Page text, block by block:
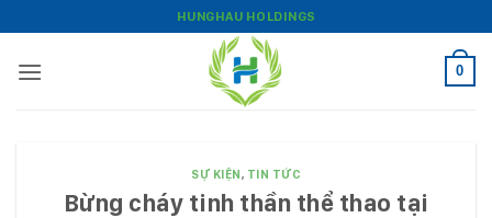
qua
nội
HUNGHAU HOLDINGS
0
SỰ KIỆN, TIN TỨC
Bừng cháy tinh thần thể thao tại